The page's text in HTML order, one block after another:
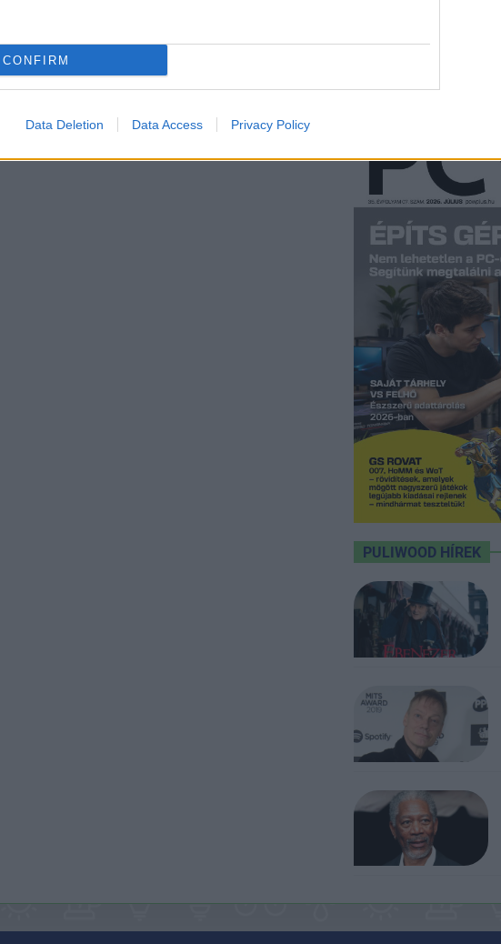
CONFIRM
Data Deletion Data Access Privacy Policy
LEGFRISSEBB PCW
PULIWOOD HÍREK